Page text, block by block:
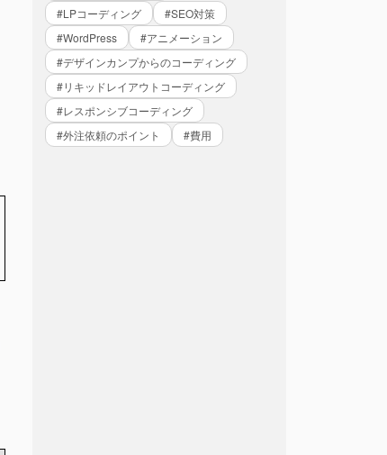
#LPコーディング
#SEO対策
#WordPress
#アニメーション
#デザインカンプからのコーディング
#リキッドレイアウトコーディング
#レスポンシブコーディング
#外注依頼のポイント
#費用